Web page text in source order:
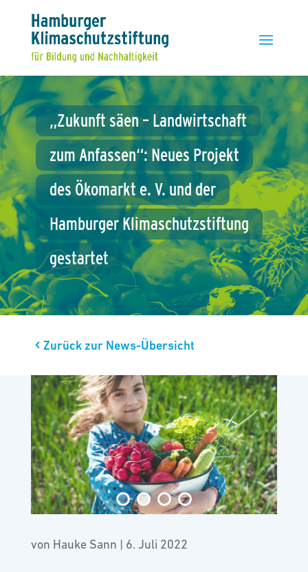
„Zukunft säen– Landwirtschaft
zumAnfassen“: Neues Projekt
des Ökomarkt e. V. undder
Hamburger Klimaschutzstiftung
gestartet
Zurück zur News-Übersicht
von Hauke Sann | 6. Juli 2022